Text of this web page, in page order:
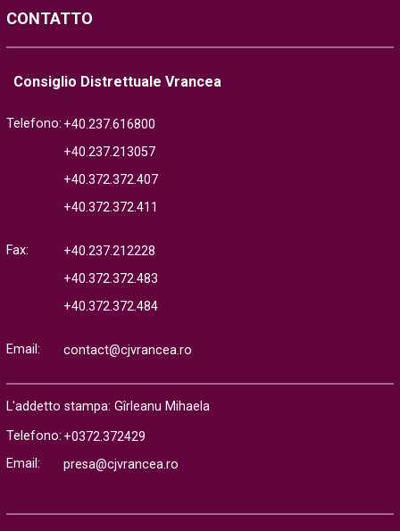
CONTATTO
Consiglio Distrettuale Vrancea
Telefono: +40.237.616800
+40.237.213057
+40.372.372.407
+40.372.372.411
Fax:
+40.237.212228
+40.372.372.483
+40.372.372.484
Email: contact@cjvrancea.ro
L'addetto stampa: Gîrleanu Mihaela
Telefono: +0372.372429
Email:
presa@cjvrancea.ro